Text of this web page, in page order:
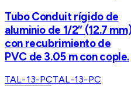
Tubo Conduit rígido de
aluminio de 1/2” (12.7
con recubrimiento de
PVC de 3.05 m con cople.
TAL-13-PCTAL-13-PC